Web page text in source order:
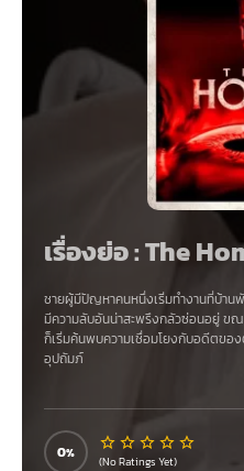
เรื่องย่อ : The
ชายผู้มีปัญหาคนหนึ่งเริ่มทำงานที่บ้าน
มีความลับอันน่าสะพรึงกลัวซ่อนอยู่ ขณ
ก็เริ่มค้นพบความเชื่อมโยงกับอดีตของ
อุปถัมภ์
0 (No Ratings Yet)